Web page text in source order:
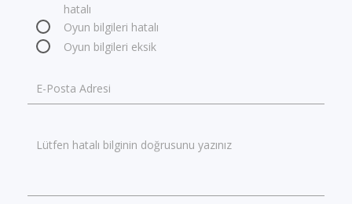
hatalı
Oyun bilgileri hatalı
Oyun bilgileri eksik
E-Posta Adresi
Lütfen hatalı bilginin doğrusunu yazınız